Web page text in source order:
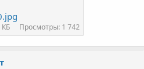
КБ Просмотры: 1 742